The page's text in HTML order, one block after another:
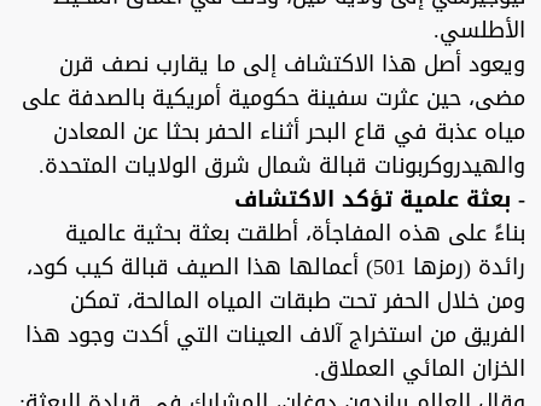
الأطلسي.
ويعود أصل هذا الاكتشاف إلى ما يقارب نصف قرن
مضى، حين عثرت سفينة حكومية أمريكية بالصدفة على
مياه عذبة في قاع البحر أثناء الحفر بحثا عن المعادن
والهيدروكربونات قبالة شمال شرق الولايات المتحدة.
- بعثة علمية تؤكد الاكتشاف
بناءً على هذه المفاجأة، أطلقت بعثة بحثية عالمية
رائدة (رمزها 501) أعمالها هذا الصيف قبالة كيب كود،
ومن خلال الحفر تحت طبقات المياه المالحة، تمكن
الفريق من استخراج آلاف العينات التي أكدت وجود هذا
الخزان المائي العملاق.